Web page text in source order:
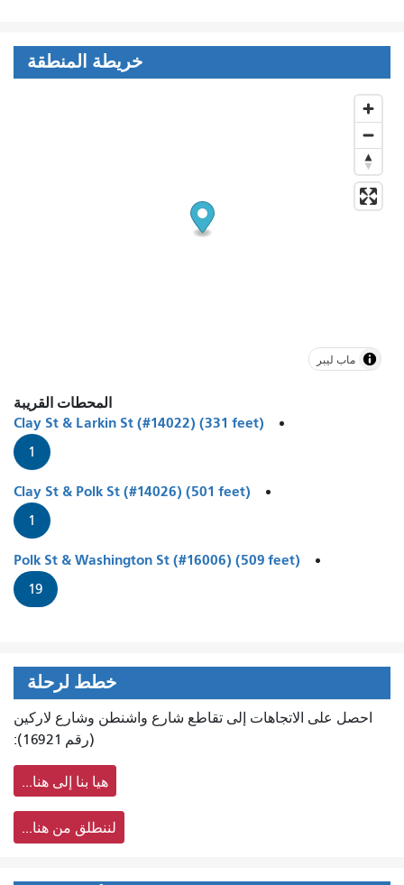
خريطة المنطقة
ماب ليبر
المحطات القريبة
Clay St & Larkin St (#14022) (331 feet)
1
Clay St & Polk St (#14026) (501 feet)
1
Polk St & Washington St (#16006) (509 feet)
19
خطط لرحلة
احصل على الاتجاهات إلى تقاطع شارع واشنطن وشارع لاركين
(رقم 16921):
هيا بنا إلى هنا...
لننطلق من هنا...